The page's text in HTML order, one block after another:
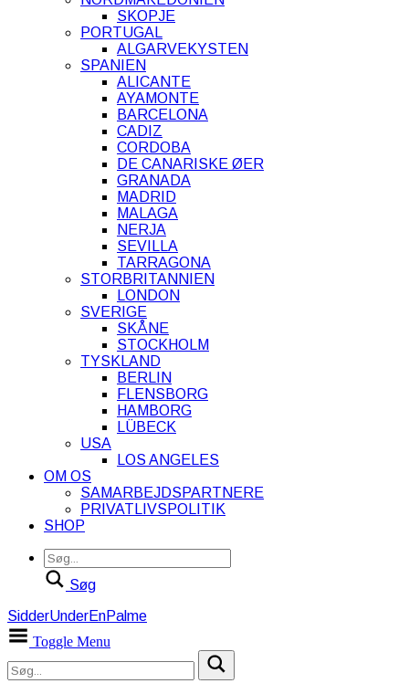
SKOPJE
PORTUGAL
ALGARVEKYSTEN
SPANIEN
ALICANTE
AYAMONTE
BARCELONA
CADIZ
CORDOBA
DE CANARISKE ØER
GRANADA
MADRID
MALAGA
NERJA
SEVILLA
TARRAGONA
STORBRITANNIEN
LONDON
SVERIGE
SKÅNE
STOCKHOLM
TYSKLAND
BERLIN
FLENSBORG
HAMBORG
LÜBECK
USA
LOS ANGELES
OM OS
SAMARBEJDSPARTNERE
PRIVATLIVSPOLITIK
SHOP
Søg
SidderUnderEnPalme
Toggle Menu